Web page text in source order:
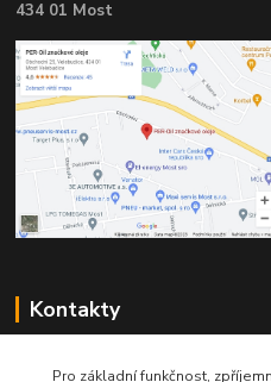
434 01 Most
Kontakty
Pro základní funkčnost,